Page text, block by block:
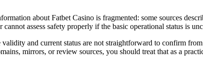
about Fatbet Casino is fragmented: some sources
assess safety properly if the basic operational status is
and current status are not straightforward to confirm
mirrors, or review sources, you should treat that as a